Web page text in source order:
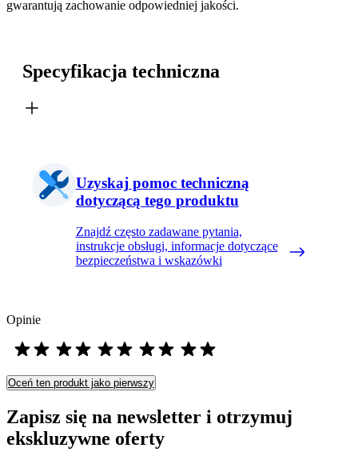
gwarantują zachowanie odpowiedniej jakości.
Specyfikacja techniczna
Uzyskaj pomoc techniczną
dotyczącą tego produktu
Znajdź często zadawane pytania,
instrukcje obsługi, informacje dotyczące
bezpieczeństwa i wskazówki
Opinie
Oceń ten produkt jako pierwszy
Zapisz się na newsletter i otrzymuj
ekskluzywne oferty